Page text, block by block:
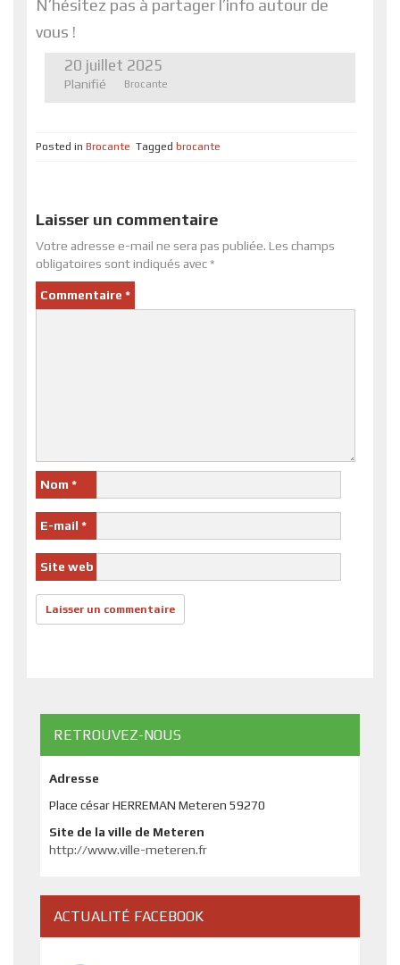
N’hésitez pas à partager l’info autour de
vous !
20 juillet 2025
Planifié Brocante
Posted in Brocante Tagged brocante
Laisser un commentaire
Votre adresse e-mail ne sera pas publiée. Les champs
obligatoires sont indiqués avec*
Commentaire *
Nom *
E-mail *
Site web
RETROUVEZ-NOUS
Adresse
Place césar HERREMAN Meteren 59270
Site de la ville de Meteren
http://www.ville-meteren.fr
ACTUALITÉ FACEBOOK